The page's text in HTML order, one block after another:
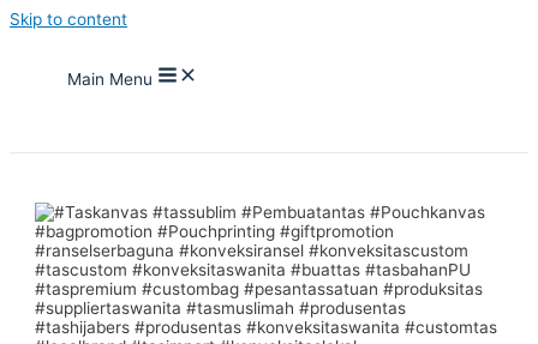
Skip to content
Main Menu